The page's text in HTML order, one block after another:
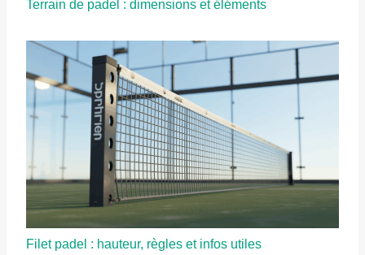
Terrain de padel : dimensions et éléments
Filet padel : hauteur, règles et infos utiles